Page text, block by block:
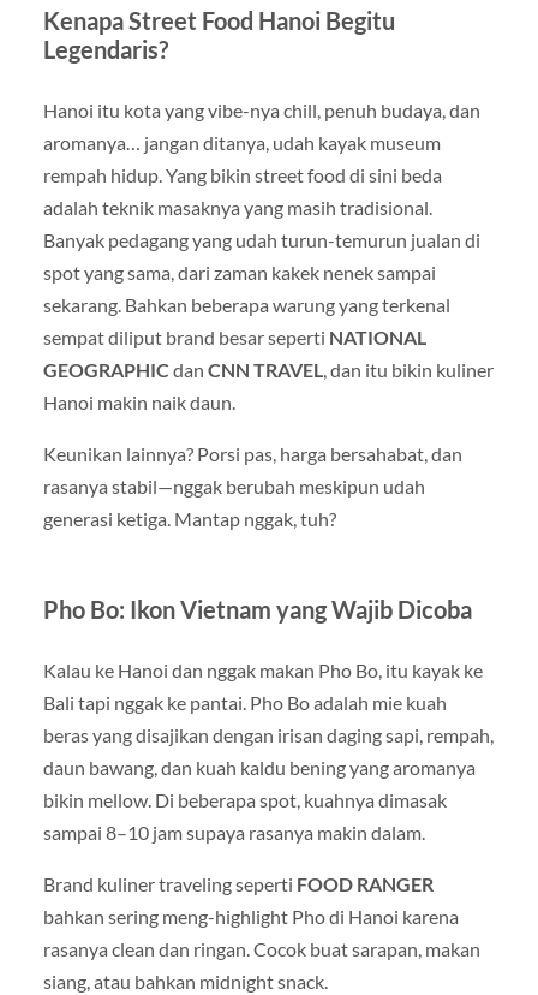
Kenapa Street Food Hanoi Begitu
Legendaris?
Hanoi itu kota yang vibe-nya chill, penuh budaya, dan
aromanya… jangan ditanya, udah kayak museum
rempah hidup. Yang bikin street food di sini beda
adalah teknik masaknya yang masih tradisional.
Banyak pedagang yang udah turun-temurun jualan di
spot yang sama, dari zaman kakek nenek sampai
sekarang. Bahkan beberapa warung yang terkenal
sempat diliput brand besar seperti NATIONAL
GEOGRAPHIC dan CNN TRAVEL, dan itu bikin kuliner
Hanoi makin naik daun.
Keunikan lainnya? Porsi pas, harga bersahabat, dan
rasanya stabil—nggak berubah meskipun udah
generasi ketiga. Mantap nggak, tuh?
Pho Bo: Ikon Vietnam yang Wajib Dicoba
Kalau ke Hanoi dan nggak makan Pho Bo, itu kayak ke
Bali tapi nggak ke pantai. Pho Bo adalah mie kuah
beras yang disajikan dengan irisan daging sapi, rempah,
daun bawang, dan kuah kaldu bening yang aromanya
bikin mellow. Di beberapa spot, kuahnya dimasak
sampai 8–10 jam supaya rasanya makin dalam.
Brand kuliner traveling seperti FOOD RANGER
bahkan sering meng-highlight Pho di Hanoi karena
rasanya clean dan ringan. Cocok buat sarapan, makan
siang, atau bahkan midnight snack.